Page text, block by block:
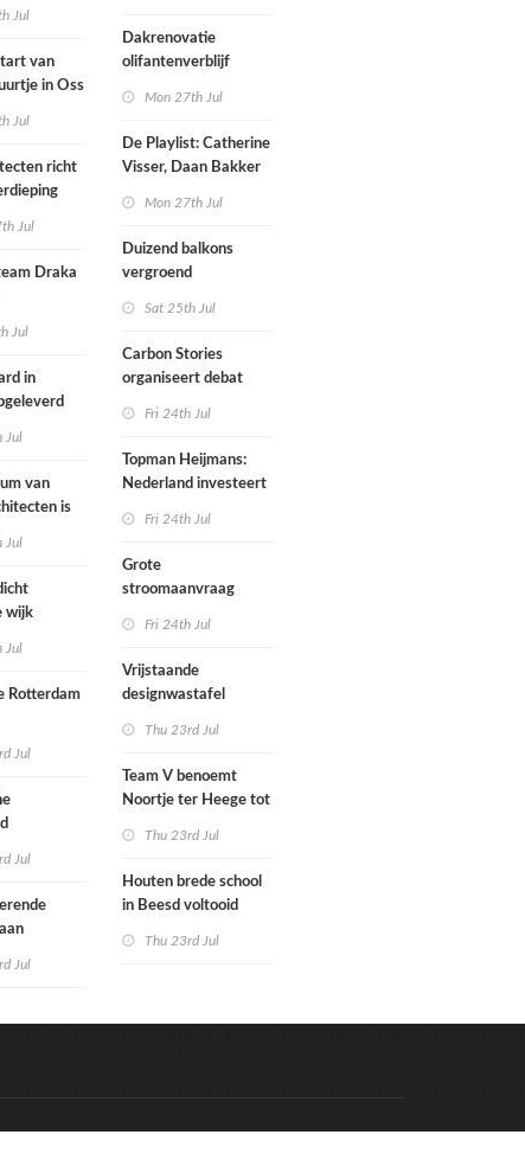
Jul
van
in Oss
Jul
richt
in
Jul
Draka
Jul
in
Jul
van
is
Jul
wijk
Jul
Rotterdam
met
Jul
Jul
Jul
herontwikkeling
ziekenhuisterrein
Dakrenovatie
olifantenverblijf
Mon 27th Jul
De Playlist: Catherine
Visser, Daan Bakker
kamerensemble
Mon 27th Jul
Duizend balkons
vergroend
Sat 25th Jul
Carbon Stories
organiseert debat
Fri 24th Jul
Topman Heijmans:
Nederland investeert
Fri 24th Jul
Grote
stroomaanvraag
afgewezen
Fri 24th Jul
Vrijstaande
designwastafel
Thu 23rd Jul
Team V benoemt
Noortje ter Heege tot
Thu 23rd Jul
Houten brede school
in Beesd voltooid
Thu 23rd Jul